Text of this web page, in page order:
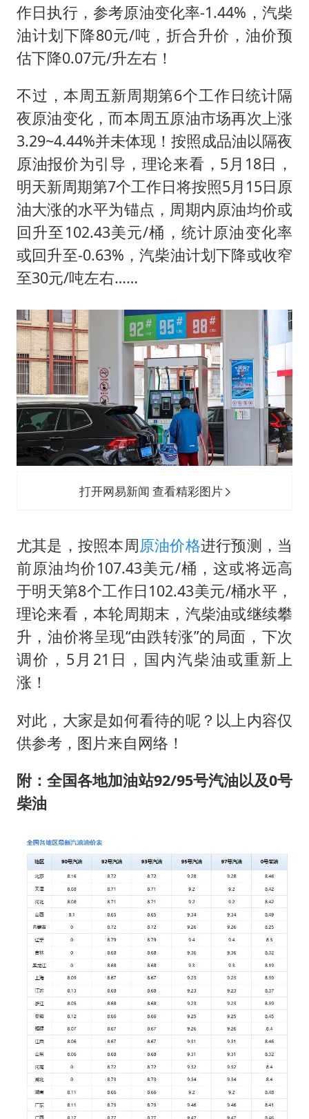
作日执行，参考原油变化率-1.44%，汽柴
油计划下降80元/吨，折合升价，油价预
估下降0.07元/升左右！
不过，本周五新周期第6个工作日统计隔
夜原油变化，而本周五原油市场再次上涨
3.29~4.44%并未体现！按照成品油以隔夜
原油报价为引导，理论来看，5月18日，
明天新周期第7个工作日将按照5月15日原
油大涨的水平为锚点，周期内原油均价或
回升至102.43美元/桶，统计原油变化率
或回升至-0.63%，汽柴油计划下降或收窄
至30元/吨左右……
打开网易新闻 查看精彩图片
尤其是，按照本周原油价格进行预测，当
前原油均价107.43美元/桶，这或将远高
于明天第8个工作日102.43美元/桶水平，
理论来看，本轮周期末，汽柴油或继续攀
升，油价将呈现“由跌转涨”的局面，下次
调价，5月21日，国内汽柴油或重新上
涨！
对此，大家是如何看待的呢？以上内容仅
供参考，图片来自网络！
附：全国各地加油站92/95号汽油以及0号
柴油